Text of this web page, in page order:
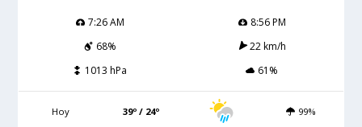
7:26 AM
8:56 PM
68%
22 km/h
1013 hPa
61%
Hoy 39º / 24º 99%